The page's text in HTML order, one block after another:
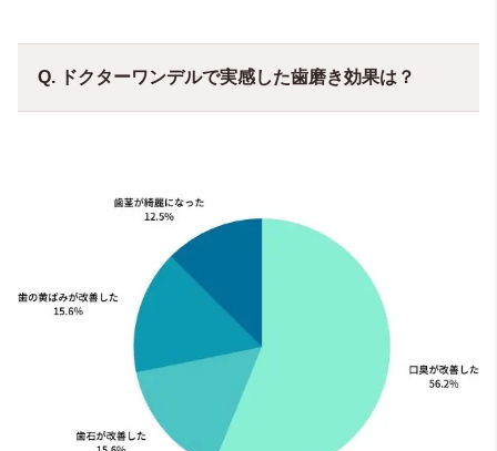
Q. ドクターワンデルで実感した歯磨き効果は？